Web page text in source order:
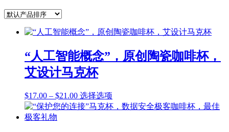
“人工智能概念”，原创陶瓷咖啡杯，
艾设计马克杯
$17.00 – $21.00价
格
选择选项
产